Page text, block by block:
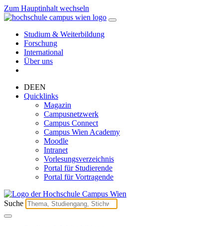
Zum Hauptinhalt wechseln
Studium & Weiterbildung
Forschung
International
Über uns
DEEN
Quicklinks
Magazin
Campusnetzwerk
Campus Connect
Campus Wien Academy
Moodle
Intranet
Vorlesungsverzeichnis
Portal für Studierende
Portal für Vortragende
Suche